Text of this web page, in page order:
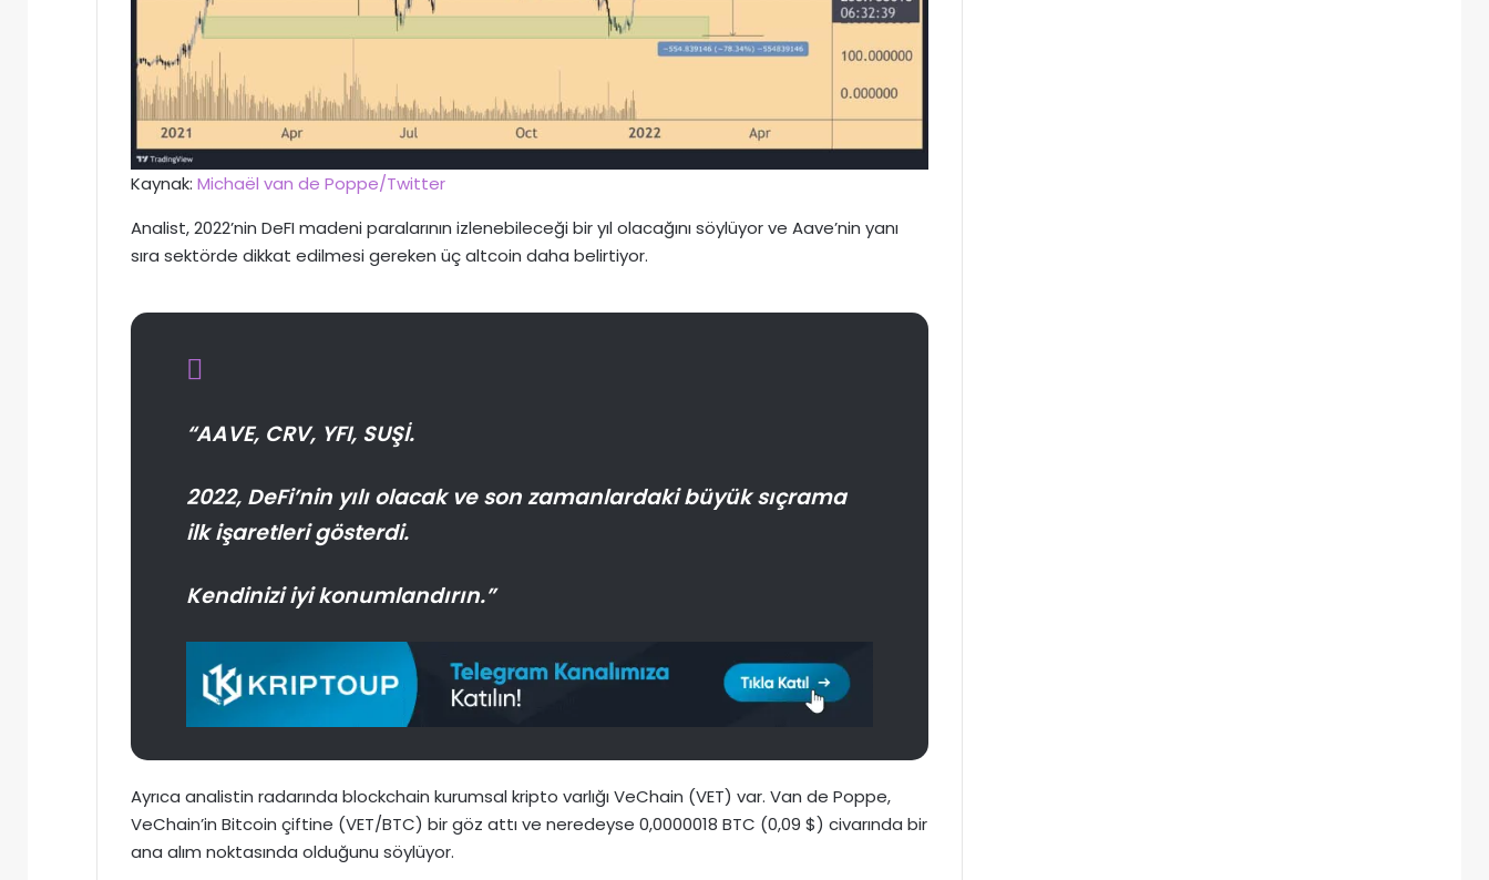
Kaynak: Michaël van de Poppe/Twitter
Analist, 2022’nin DeFI madeni paralarının izlenebileceği bir yıl olacağını söylüyor ve Aave’nin yanı
sıra sektörde dikkat edilmesi gereken üç altcoin daha belirtiyor.
“AAVE, CRV, YFI, SUŞİ.
2022, DeFi’nin yılı olacak ve son zamanlardaki büyük sıçrama
ilk işaretleri gösterdi.
Kendinizi iyi konumlandırın.”
Ayrıca analistin radarında blockchain kurumsal kripto varlığı VeChain (VET) var. Van de Poppe,
VeChain’in Bitcoin çiftine (VET/BTC) bir göz attı ve neredeyse 0,0000018 BTC (0,09 $) civarında bir
ana alım noktasında olduğunu söylüyor.